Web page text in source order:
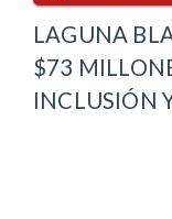
LAGUNA
$73
INCLUSIÓN